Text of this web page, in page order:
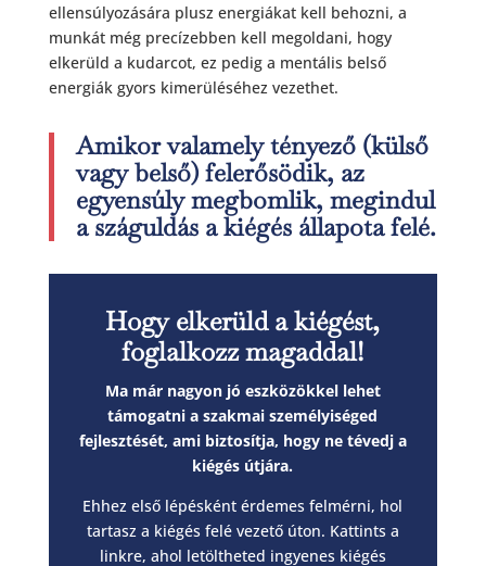
ellensúlyozására plusz energiákat kell behozni, a
munkát még precízebben kell megoldani, hogy
elkerüld a kudarcot, ez pedig a mentális belső
energiák gyors kimerüléséhez vezethet.
Amikor valamely tényező (külső
vagy belső) felerősödik, az
egyensúly megbomlik, megindul
a száguldás a kiégés állapota felé.
Hogy elkerüld a kiégést,
foglalkozz magaddal!
Ma már nagyon jó eszközökkel lehet
támogatni a szakmai személyiséged
fejlesztését, ami biztosítja, hogy ne tévedj a
kiégés útjára.
Ehhez első lépésként érdemes felmérni, hol
tartasz a kiégés felé vezető úton. Kattints a
linkre, ahol letöltheted ingyenes kiégés